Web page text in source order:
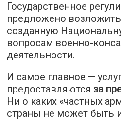
Государственное
предложено
созданную
вопросам военно-
деятельности.
И самое главное —
предоставляются за
Ни о каких «частных
страны не может быть